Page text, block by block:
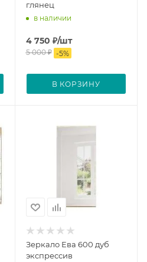
глянец
в наличии
4 750 ₽/шт
5 000₽ -5%
В КОРЗИНУ
Зеркало Ева 600 дуб
экспрессив